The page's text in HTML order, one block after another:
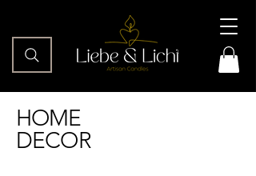
HOME
DECOR